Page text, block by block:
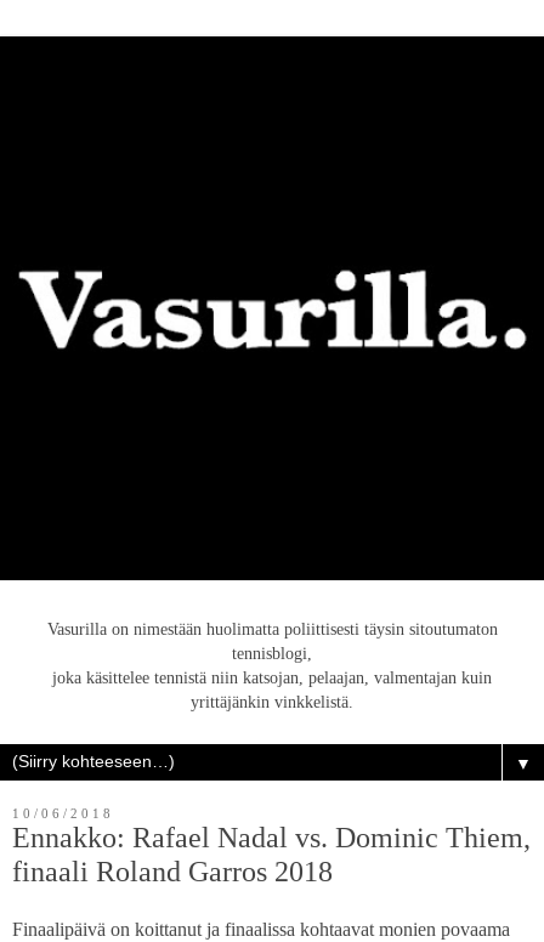
Vasurilla on nimestään huolimatta poliittisesti täysin sitoutumaton
tennisblogi,
joka käsittelee tennistä niin katsojan, pelaajan, valmentajan kuin
yrittäjänkin vinkkelistä.
▼
10/06/2018
Ennakko: Rafael Nadal vs. Dominic Thiem,
finaali Roland Garros 2018
Finaalipäivä on koittanut ja finaalissa kohtaavat monien povaama